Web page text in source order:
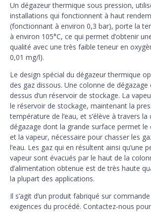
Un dégazeur thermique sous pression,
installations qui fonctionnent à haut
(fonctionnant à environ 0,3 bar), porte la
à environ 105°C, ce qui permet d’obtenir
qualité avec une très faible teneur en
0,01 mg/l).
Le design spécial du dégazeur thermique
des gaz dissous. Une colonne de
dessus d’un réservoir de stockage. La
le réservoir de stockage, maintenant la
température de l’eau, et s’élève à travers la
dégazage dont la grande surface permet le
et la vapeur, nécessaire pour chasser les
l’eau. Les gaz qui en résultent ainsi qu’une
vapeur sont évacués par le haut de la
d’alimentation obtenue est de très haute
la plupart des applications.
Il s’agit d’un produit fabriqué sur
exigences du procédé. Contactez-nous